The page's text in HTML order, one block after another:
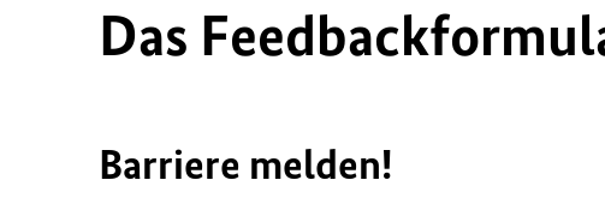
Das
Barriere melden!